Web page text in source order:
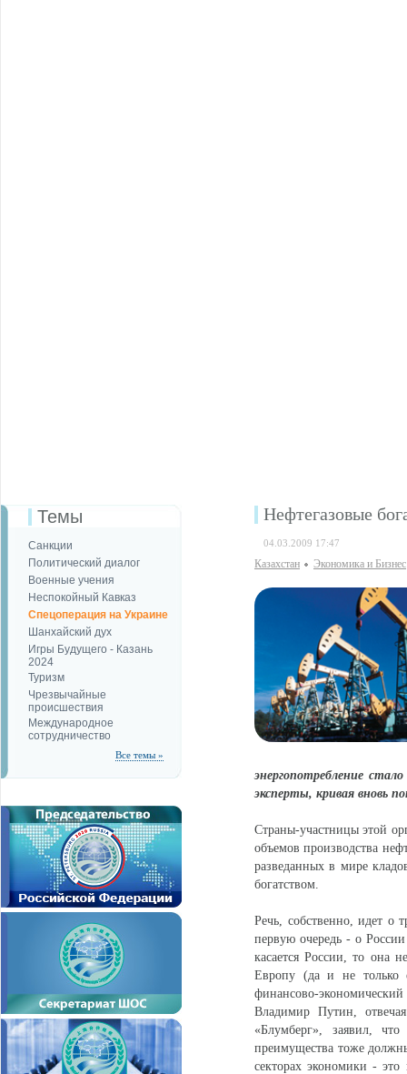
Темы
Санкции
Политический диалог
Военные учения
Неспокойный Кавказ
Спецоперация на Украине
Шанхайский дух
Игры Будущего - Казань
2024
Туризм
Чрезвычайные
происшествия
Международное
сотрудничество
Все темы »
Нефтегазовые
04.03.2009 17:47
Казахстан Экономика и Бизнес
энергопотребление
эксперты, кривая вновь
Страны-участницы этой
объемов производства
разведанных в мире
богатством.
Речь, собственно, идет о
первую очередь - о
касается России, то она
Европу (да и не только
финансово-
Владимир Путин,
«Блумберг», заявил,
преимущества тоже
секторах экономики -